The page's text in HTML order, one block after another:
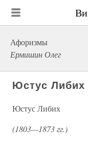
Афоризмы
Ермишин Олег
Юстус Либих
Юстус Либих
(1803—1873 гг.)